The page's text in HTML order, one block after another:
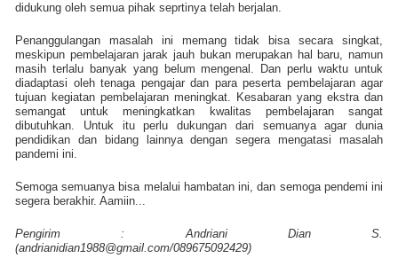
didukung oleh semua pihak seprtinya telah berjalan.
Penanggulangan masalah ini memang tidak bisa secara singkat,
meskipun pembelajaran jarak jauh bukan merupakan hal baru, namun
masih terlalu banyak yang belum mengenal. Dan perlu waktu untuk
diadaptasi oleh tenaga pengajar dan para peserta pembelajaran agar
tujuan kegiatan pembelajaran meningkat. Kesabaran yang ekstra dan
semangat untuk meningkatkan kwalitas pembelajaran sangat
dibutuhkan. Untuk itu perlu dukungan dari semuanya agar dunia
pendidikan dan bidang lainnya dengan segera mengatasi masalah
pandemi ini.
Semoga semuanya bisa melalui hambatan ini, dan semoga pendemi ini
segera berakhir. Aamiin...
Pengirim : Andriani Dian S.
(andrianidian1988@gmail.com/089675092429)